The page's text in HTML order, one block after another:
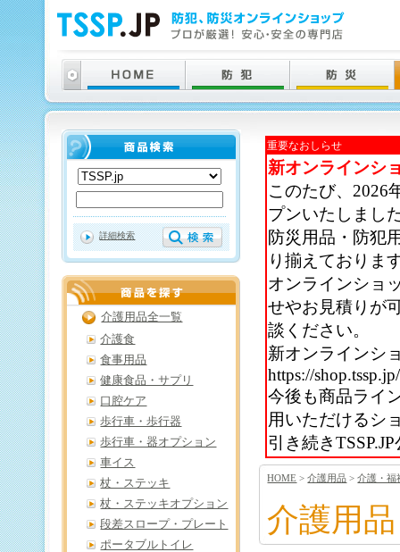
重要なおしらせ
新オンラインシ
このたび、2026
プンいたしまし
防災用品・防犯
り揃えておりま
オンラインショ
せやお見積りが
談ください。
新オンラインシ
https://shop.tssp.jp/
今後も商品ライ
用いただけるシ
引き続き
HOME >介護用品 >介護・福
介護用品
詳細検索
介護用品全一覧
介護食
食事用品
健康食品・サプリ
口腔ケア
歩行車・歩行器
歩行車・器オプション
車イス
杖・ステッキ
杖・ステッキオプション
段差スロープ・プレート
ポータブルトイレ